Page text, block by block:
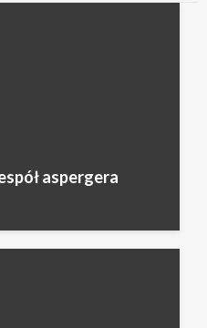
aspergera